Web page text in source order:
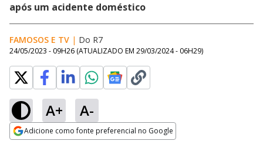
após um acidente doméstico
FAMOSOS E TV | Do R7
24/05/2023 - 09H26 (ATUALIZADO EM 29/03/2024 - 06H29)
A+ A-
Adicione como fonte preferencial no Google